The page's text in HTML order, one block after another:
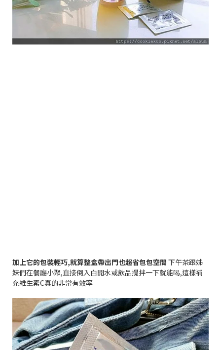
加上它的包裝輕巧,就算整盒帶出門也超省包包空間 下午茶跟姊
妹們在餐廳小聚,直接倒入白開水或飲品攪拌一下就能喝,這樣補
充維生素C真的非常有效率